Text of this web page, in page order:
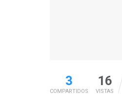
3
COMPARTIDOS
16
VISTAS